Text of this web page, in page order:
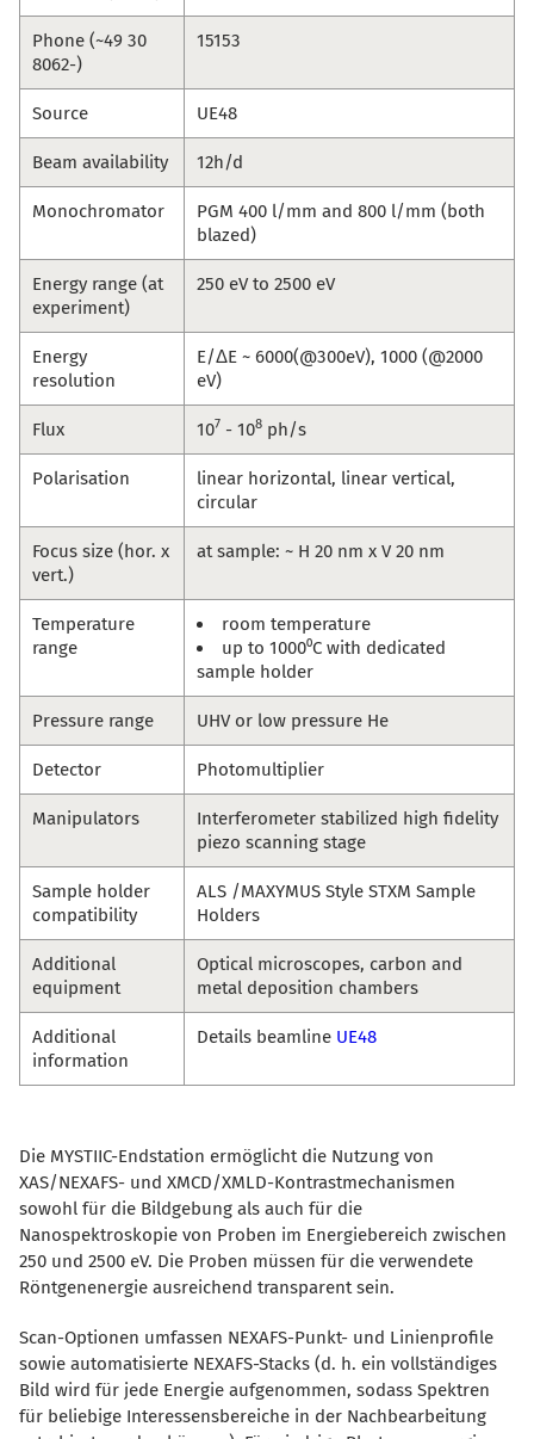
Phone (~49 30
8062-)
15153
Source UE48
Beam availability 12h/d
Monochromator
PGM 400 l/mm and 800 l/mm (both
blazed)
Energy range (at
experiment)
250 eV to 2500 eV
Energy
resolution
E/ΔE ~ 6000(@300eV), 1000 (@2000
eV)
Flux 107 - 108 ph/s
Polarisation
linear horizontal, linear vertical,
circular
Focus size (hor. x
vert.)
at sample: ~ H 20 nm x V 20 nm
Temperature
range
room temperature
up to 1000⁰C with dedicated
sample holder
Pressure range UHV or low pressure He
Detector Photomultiplier
Manipulators
Interferometer stabilized high fidelity
piezo scanning stage
Sample holder
compatibility
ALS /MAXYMUS Style STXM Sample
Holders
Additional
equipment
Optical microscopes, carbon and
metal deposition chambers
Additional
information
Details beamline UE48
Die MYSTIIC-Endstation ermöglicht die Nutzung von
XAS/NEXAFS- und XMCD/XMLD-Kontrastmechanismen
sowohl für die Bildgebung als auch für die
Nanospektroskopie von Proben im Energiebereich zwischen
250 und 2500 eV. Die Proben müssen für die verwendete
Röntgenenergie ausreichend transparent sein.
Scan-Optionen umfassen NEXAFS-Punkt- und Linienprofile
sowie automatisierte NEXAFS-Stacks (d. h. ein vollständiges
Bild wird für jede Energie aufgenommen, sodass Spektren
für beliebige Interessensbereiche in der Nachbearbeitung